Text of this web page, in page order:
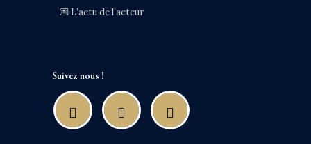
💌 L’actu de l’acteur
Suivez nous !